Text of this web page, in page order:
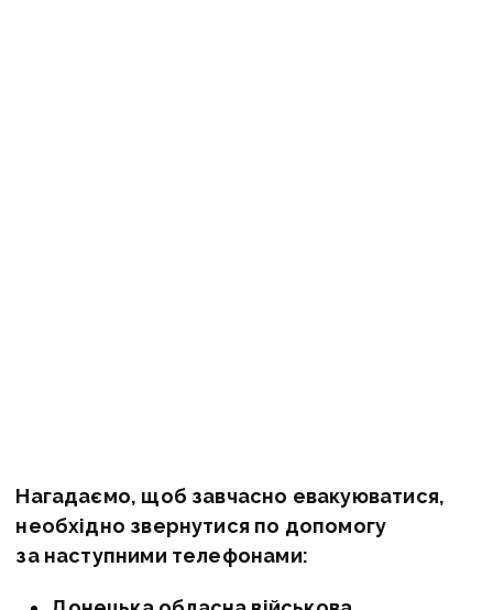
Нагадаємо, щоб завчасно евакуюватися,
необхідно звернутися по допомогу
за наступними телефонами: